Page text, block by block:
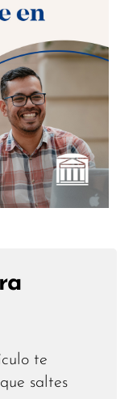
te
saltes